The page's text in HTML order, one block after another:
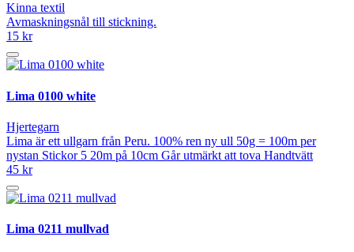
Kinna textil
Avmaskningsnål till stickning.
15 kr
Lima 0100 white
Hjertegarn
Lima är ett ullgarn från Peru. 100% ren ny ull 50g = 100m per
nystan Stickor 5 20m på 10cm Går utmärkt att tova Handtvätt
45 kr
Lima 0211 mullvad